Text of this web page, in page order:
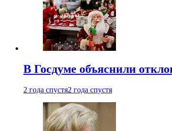
В Госдуме объяснили
2 года спустя2 года спустя